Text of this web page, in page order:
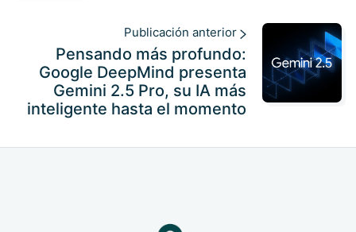
Publicación anterior
Pensando más profundo:
Google DeepMind presenta
Gemini 2.5 Pro, su IA más
inteligente hasta el momento